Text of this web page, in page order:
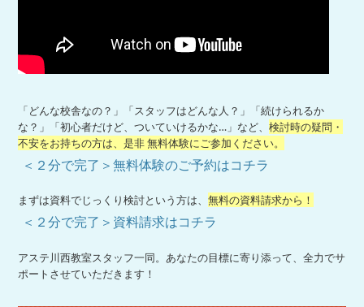
「どんな校舎なの？」「スタッフはどんな人？」「続けられるか
な？」「初心者だけど、ついていけるかな…」など、検討時の疑問・
不安をお持ちの方は、是非 無料体験にご参加ください。
＜２分で完了＞無料体験のご予約はコチラ
まずは資料でじっくり検討という方は、無料の資料請求から！
＜２分で完了＞資料請求はコチラ
アステ川西教室スタッフ一同。あなたの目標に寄り添って、全力でサ
ポートさせていただきます！